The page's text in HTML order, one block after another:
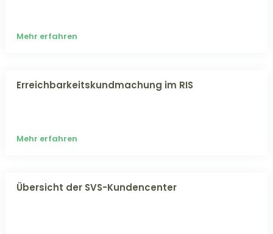
Mehr erfahren
Erreichbarkeitskundmachung im RIS
Mehr erfahren
Übersicht der SVS-Kundencenter